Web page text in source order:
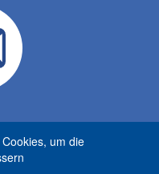
um die